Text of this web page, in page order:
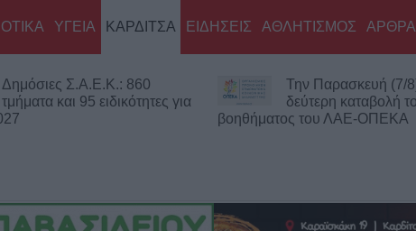
ΥΓΕΙΑ ΚΑΡΔΙΤΣΑ ΕΙΔΗΣΕΙΣ ΑΘΛΗΤΙΣΜΟΣ ΑΡΘΡΑ
Την Παρασκευή (7/8) η
δεύτερη καταβολή του
του ΛΑΕ-ΟΠΕΚΑ
Νεκρός 75χρονος σε
περιοχή του
Πιθανό παθολογικό αίτιο